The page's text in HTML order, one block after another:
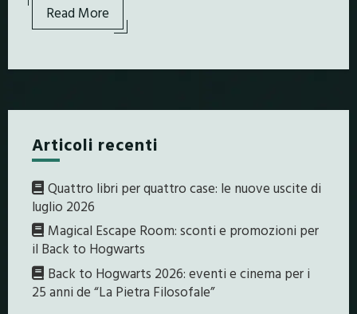
Read More
Articoli recenti
Quattro libri per quattro case: le nuove uscite di
luglio 2026
Magical Escape Room: sconti e promozioni per
il Back to Hogwarts
Back to Hogwarts 2026: eventi e cinema per i
25 anni de “La Pietra Filosofale”